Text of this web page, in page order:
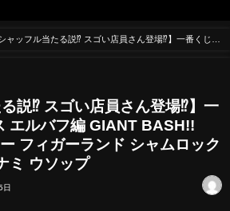
シャッフル当たる説⁉︎ スゴい店員さん登場⁉︎】一番くじ
る説⁉︎ スゴい店員さん登場⁉︎】一
エルバフ編 GIANT BASH!!
フィガーランド シャムロック
ミ ウソップ
日